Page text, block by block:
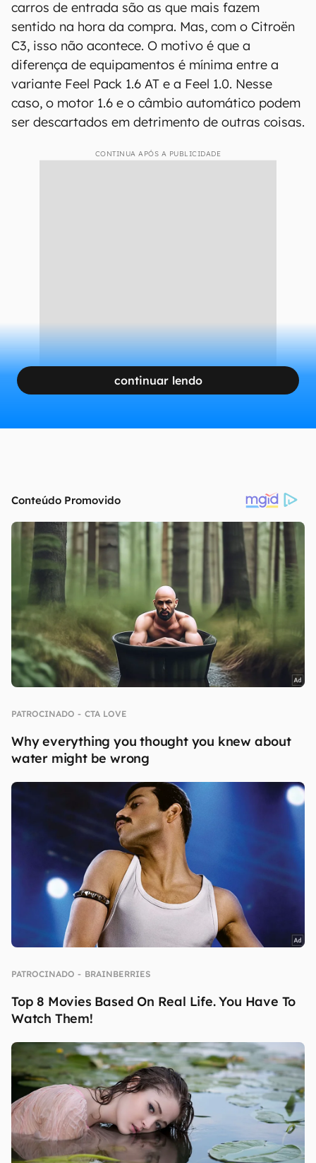
carros de entrada são as que mais fazem
sentido na hora da compra. Mas, com o Citroën
C3, isso não acontece. O motivo é que a
diferença de equipamentos é mínima entre a
variante Feel Pack 1.6 AT e a Feel 1.0. Nesse
caso, o motor 1.6 e o câmbio automático podem
ser descartados em detrimento de outras coisas.
CONTINUA APÓS A PUBLICIDADE
continuar lendo